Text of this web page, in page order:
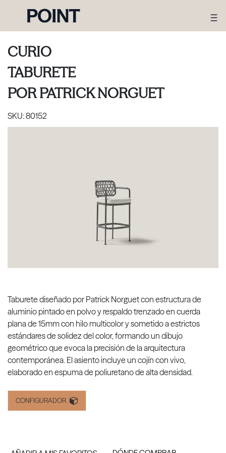
CURIO
TABURETE
PORPATRICK NORGUET
SKU:80152
Taburete diseñado por Patrick Norguet con estructura de
aluminio pintado en polvo y respaldo trenzado en cuerda
plana de 15mm con hilo multicolor y sometido a estrictos
estándares de solidez del color, formando un dibujo
geométrico que evoca la precisión de la arquitectura
contemporánea. El asiento incluye un cojín con vivo,
elaborado en espuma de poliuretano de alta densidad.
CONFIGURADOR